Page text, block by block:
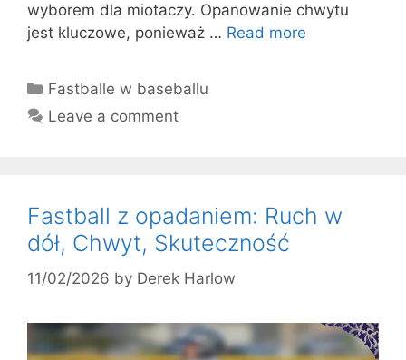
wyborem dla miotaczy. Opanowanie chwytu
jest kluczowe, ponieważ … Read more
Categories
Fastballe w baseballu
Leave a comment
Fastball z opadaniem: Ruch w
dół, Chwyt, Skuteczność
11/02/2026 by Derek Harlow